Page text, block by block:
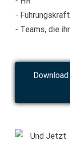
-
- Teams, die